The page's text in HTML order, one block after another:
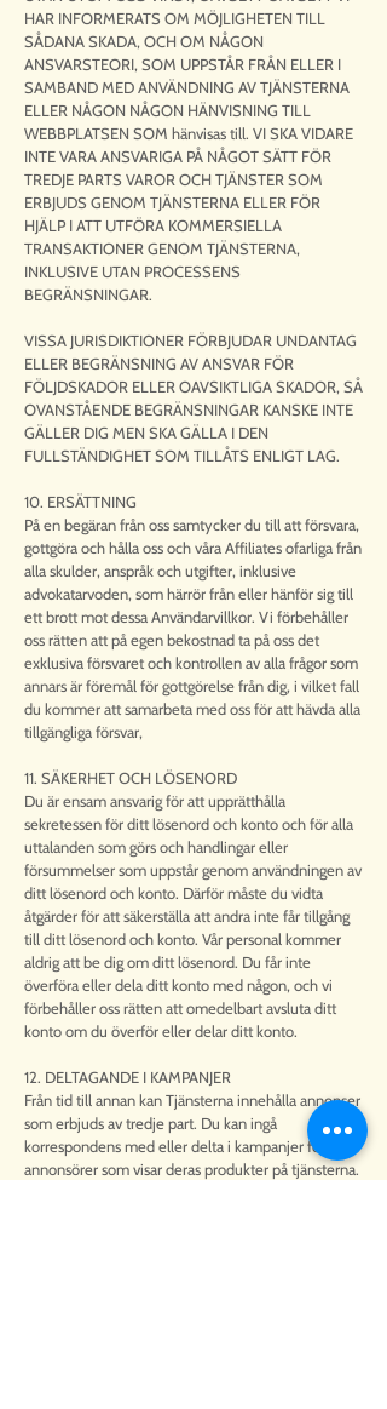
HAR INFORMERATS OM MÖJLIGHETEN TILL
SÅDANA SKADA, OCH OM NÅGON
ANSVARSTEORI, SOM UPPSTÅR FRÅN ELLER I
SAMBAND MED ANVÄNDNING AV TJÄNSTERNA
ELLER NÅGON NÅGON HÄNVISNING TILL
WEBBPLATSEN SOM hänvisas till. VI SKA VIDARE
INTE VARA ANSVARIGA PÅ NÅGOT SÄTT FÖR
TREDJE PARTS VAROR OCH TJÄNSTER SOM
ERBJUDS GENOM TJÄNSTERNA ELLER FÖR
HJÄLP I ATT UTFÖRA KOMMERSIELLA
TRANSAKTIONER GENOM TJÄNSTERNA,
INKLUSIVE UTAN PROCESSENS
BEGRÄNSNINGAR.
VISSA JURISDIKTIONER FÖRBJUDAR UNDANTAG
ELLER BEGRÄNSNING AV ANSVAR FÖR
FÖLJDSKADOR ELLER OAVSIKTLIGA SKADOR, SÅ
OVANSTÅENDE BEGRÄNSNINGAR KANSKE INTE
GÄLLER DIG MEN SKA GÄLLA I DEN
FULLSTÄNDIGHET SOM TILLÅTS ENLIGT LAG.
10. ERSÄTTNING
På en begäran från oss samtycker du till att försvara,
gottgöra och hålla oss och våra Affiliates ofarliga från
alla skulder, anspråk och utgifter, inklusive
advokatarvoden, som härrör från eller hänför sig till
ett brott mot dessa Användarvillkor. Vi förbehåller
oss rätten att på egen bekostnad ta på oss det
exklusiva försvaret och kontrollen av alla frågor som
annars är föremål för gottgörelse från dig, i vilket fall
du kommer att samarbeta med oss för att hävda alla
tillgängliga försvar,
11. SÄKERHET OCH LÖSENORD
Du är ensam ansvarig för att upprätthålla
sekretessen för ditt lösenord och konto och för alla
uttalanden som görs och handlingar eller
försummelser som uppstår genom användningen av
ditt lösenord och konto. Därför måste du vidta
åtgärder för att säkerställa att andra inte får tillgång
till ditt lösenord och konto. Vår personal kommer
aldrig att be dig om ditt lösenord. Du får inte
överföra eller dela ditt konto med någon, och vi
förbehåller oss rätten att omedelbart avsluta ditt
konto om du överför eller delar ditt konto.
12. DELTAGANDE I KAMPANJER
Från tid till annan kan Tjänsterna innehålla annonser
som erbjuds av tredje part. Du kan ingå
korrespondens med eller delta i kampanjer för
annonsörer som visar deras produkter på tjänsterna.